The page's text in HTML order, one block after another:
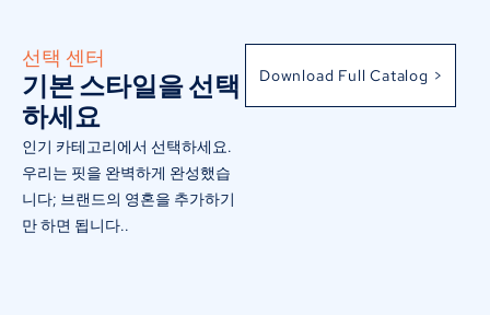
선택 센터
기본 스타일을 선택
하세요
인기 카테고리에서 선택하세요.
우리는 핏을 완벽하게 완성했습
니다; 브랜드의 영혼을 추가하기
만 하면 됩니다..
Download Full Catalog >